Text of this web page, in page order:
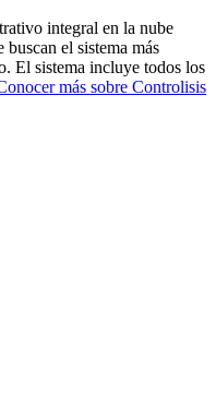
integral en la nube
buscan el sistema más
El sistema incluye todos los
más sobre Controlisis